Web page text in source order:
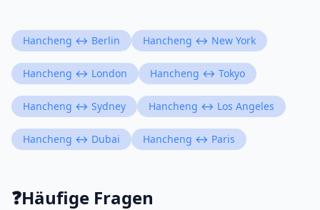
Hancheng ↔ Berlin Hancheng ↔ New York
Hancheng ↔ London Hancheng ↔ Tokyo
Hancheng ↔ Sydney Hancheng ↔ Los Angeles
Hancheng ↔ Dubai Hancheng ↔ Paris
❓Häufige Fragen